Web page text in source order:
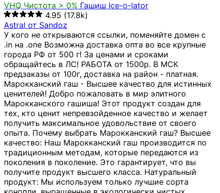
VHQ Чистота > 0% Гашиш Ice-o-lator
4.95 (17.8k)
Astral от Sandoz
У кого не открываются ссылки, поменяйте домен с
.in на .one Возможна доставка опта во все крупные
города РФ от 500 г! За ценами и сроками
обращайтесь в ЛС! РАБОТА от 1500р. В МСК
предзаказы от 100г, доставка на район - платная.
Марокканский гаш - Высшее качество для истинных
ценителей! Добро пожаловать в мир элитного
Марокканского гашиша! Этот продукт создан для
тех, кто ценит непревзойденное качество и желает
получить максимальное удовольствие от своего
опыта. Почему выбрать Марокканский гаш? Высшее
качество: Наш Марокканский гаш производится по
традиционным методам, которые передаются из
поколения в поколение. Это гарантирует, что вы
получите продукт высшего класса. Натуральный
продукт: Мы используем только лучшие сорта